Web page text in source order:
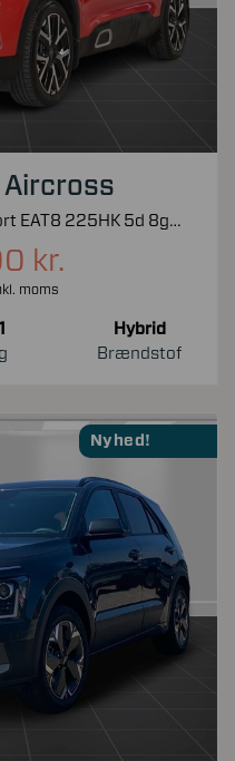
1,6 Plugin-hybrid Shine Sport EAT8 225HK 5d 8g Aut.
kr.
moms
Hybrid
Brændstof
Nyhed!